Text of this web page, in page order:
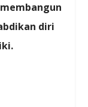
diri